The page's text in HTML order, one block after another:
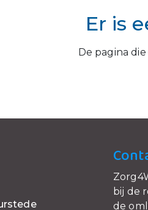
Er is
De pagina
bij de
de